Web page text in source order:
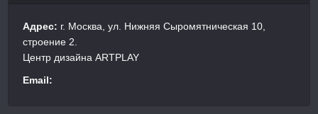
Адрес: г. Москва, ул. Нижняя Сыромятническая 10,
строение 2.
Центр дизайна ARTPLAY
Email: